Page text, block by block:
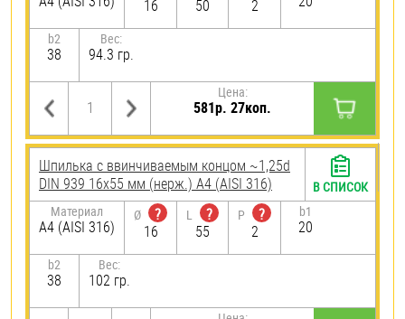
16 50 2
b2
38
Вес:
94.3 гр.
Цена:
581р. 27коп.
Шпилька c ввинчиваемым концом ~1,25d
DIN 939 16х55 мм (нерж.) A4 (AISI 316)
Материал
A4 (AISI 316)
Ø
?
16
L
?
55
P
?
2
b1
20
b2
38
Вес:
102 гр.
В СПИСОК